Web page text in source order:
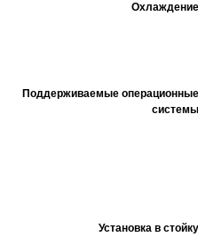
Охлаждение
Поддерживаемые операционные
системы
Установка в стойку